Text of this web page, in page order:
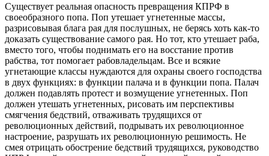
Существует реальная опасность превращения КПРФ в
своеобразного попа. Поп утешает угнетенные массы,
разрисовывая блага рая для послушных, не берясь хоть как-то
доказать существование самого рая. Но тот, кто утешает раба,
вместо того, чтобы поднимать его на восстание против
рабства, тот помогает рабовладельцам. Все и всякие
угнетающие классы нуждаются для охраны своего господства
в двух функциях: в функции палача и в функции попа. Палач
должен подавлять протест и возмущение угнетенных. Поп
должен утешать угнетенных, рисовать им перспективы
смягчения бедствий, отваживать трудящихся от
революционных действий, подрывать их революционное
настроение, разрушать их революционную решимость. Не
смея отрицать обострение бедствий трудящихся, руководство